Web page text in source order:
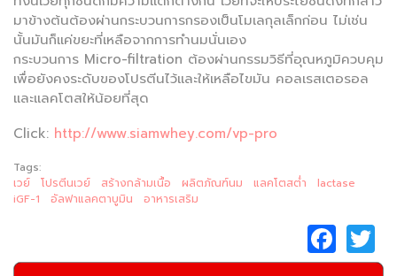
มาข้างต้นต้องผ่านกระบวนการกรองเป็นโมเลกุลเล็กก่อน ไม่เช่น
นั้นมันก็แค่ขยะที่เหลือจากการทำนมนั่นเอง
กระบวนการ Micro-filtration ต้องผ่านกรรมวิธีที่อุณหภูมิควบคุม
เพื่อยังคงระดับของโปรตีนไว้และให้เหลือไขมัน คอลเรสเตอรอล
และแลคโตสให้น้อยที่สุด
Click: http://www.siamwhey.com/vp-pro
Tags:
เวย์
โปรตีนเวย์ สร้างกล้ามเนื้อ ผลิตภัณฑ์นม แลคโตสต่ำ
lactase
iGF-1
อัลฟาแลคตาบูมิน อาหารเสริม
F
a